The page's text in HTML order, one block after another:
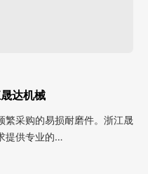
达机械
繁采购的易损耐磨件。浙江晟
提供专业的…